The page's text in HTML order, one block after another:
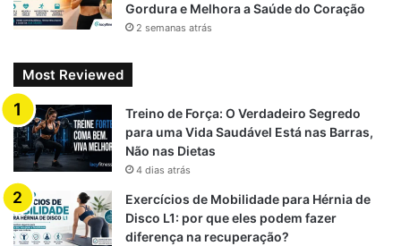
Gordura e Melhora a Saúde do Coração
2 semanas atrás
Most Reviewed
Treino de Força: O Verdadeiro Segredo
para uma Vida Saudável Está nas Barras,
Não nas Dietas
4 dias atrás
Exercícios de Mobilidade para Hérnia de
Disco L1: por que eles podem fazer
diferença na recuperação?